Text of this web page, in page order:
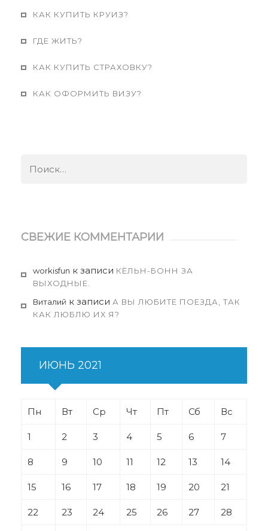
КАК КУПИТЬ КРУИЗ?
ГДЕ ЖИТЬ?
КАК КУПИТЬ СТРАХОВКУ?
КАК ОФОРМИТЬ ВИЗУ?
СВЕЖИЕ КОММЕНТАРИИ
workisfun к записи КЁЛЬН-БОНН ЗА
ВЫХОДНЫЕ.
Виталий к записи А ВЫ ЛЮБИТЕ ПОЕЗДА, ТАК
КАК ЛЮБЛЮ ИХ Я?
ИЮНЬ 2021
Пн Вт Ср Чт Пт Сб Вс
1 2 3 4 5 6 7
8 9 10 11 12 13 14
15 16 17 18 19 20 21
22 23 24 25 26 27 28